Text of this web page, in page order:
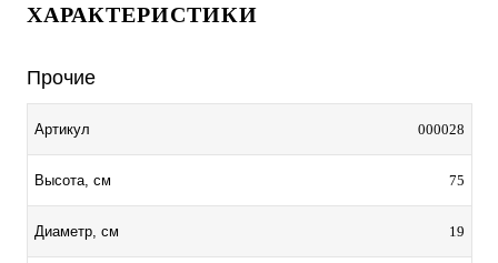
ХАРАКТЕРИСТИКИ
Прочие
Артикул 000028
Высота, см 75
Диаметр, см 19